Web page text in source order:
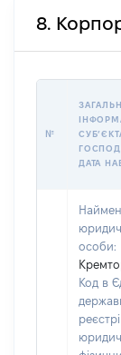
8.
№
ДАТА
особи:
Код в
реєстрі